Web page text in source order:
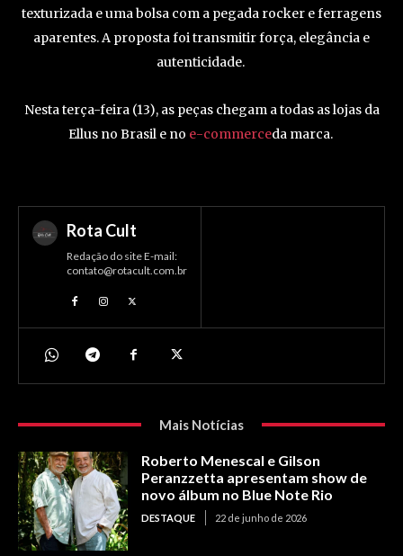
texturizada e uma bolsa com a pegada rocker e ferragens
aparentes. A proposta foi transmitir força, elegância e
autenticidade.
Nesta terça-feira (13), as peças chegam a todas as lojas da
Ellus no Brasil e no e-commerceda marca.
Rota Cult
Redação do site E-mail:
contato@rotacult.com.br
Mais Notícias
Roberto Menescal e Gilson
Peranzzetta apresentam show de
novo álbum no Blue Note Rio
DESTAQUE 22 de junho de 2026